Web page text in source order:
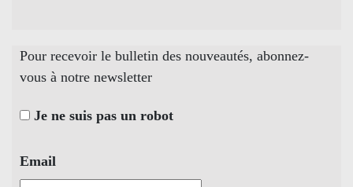
Pour recevoir le bulletin des nouveautés, abonnez-
vous à notre newsletter
Je ne suis pas un robot
Email